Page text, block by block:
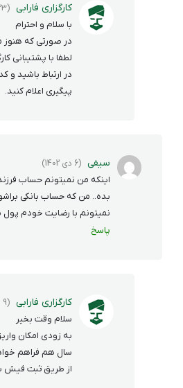
کارگزاری فارابی (23 اردیبهشت 1403)
با سلام و احترام
در صورتی که
در ارتباط باشید و
پیگیری اعلام کنید.
سیفی (6 دی 1402)
اینکه من نمیتونم حساب
بده.. من که حساب بانکی
نمیتونم با رضایت خودم
پاسخ
کارگزاری فارابی (9 دی 1402)
سلام وقت بخیر
سال هم فراهم
از طریق ثبت فیش